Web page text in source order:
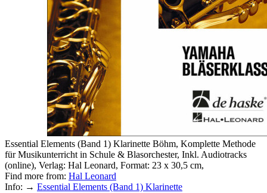
Essential Elements (Band 1) Klarinette Böhm, Komplette Methode
für Musikunterricht in Schule & Blasorchester, Inkl. Audiotracks
(online), Verlag: Hal Leonard, Format: 23 x 30,5 cm,
Find more from: Hal Leonard
Info: → Essential Elements (Band 1) Klarinette